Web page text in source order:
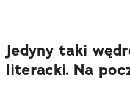
Jedyny taki
literacki. Na